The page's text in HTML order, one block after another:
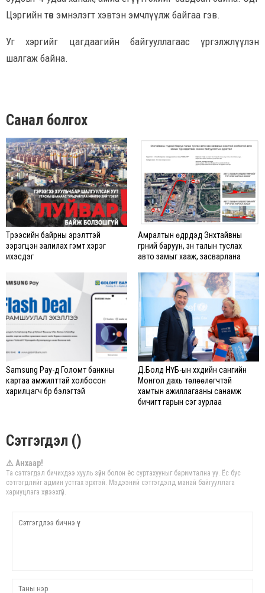
Цэргийн төв эмнэлэгт хэвтэн эмчлүүлж байгаа гэв.
Уг хэргийг цагдаагийн байгууллагаас үргэлжлүүлэн
шалгаж байна.
Санал болгох
Түрээсийн байрны эрэлттэй
зэрэгцэн залилах гэмт хэрэг
ихэсдэг
Амралтын өдрүүдэд Энхтайвны
гүүрний баруун, зүүн талын туслах
авто замыг хааж, засварлана
Samsung Pay-д Голомт банкны
картаа амжилттай холбосон
харилцагч бүр бэлэгтэй
Д.Болд НҮБ-ын хүүхдийн сангийн
Монгол дахь төлөөлөгчтэй
хамтын ажиллагааны санамж
бичигт гарын үсэг зурлаа
Сэтгэгдэл ()
⚠ Анхаар!
Та сэтгэгдэл бичихдээ хууль зүйн болон ёс суртахууныг баримтална уу. Ёс бус
сэтгэгдлийг админ устгах эрхтэй. Мэдээний сэтгэгдэлд манай байгууллага
хариуцлага хүлээхгүй.